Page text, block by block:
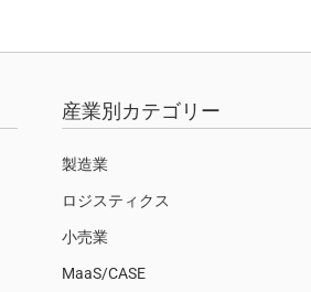
産業別カテゴリー
製造業
ロジスティクス
小売業
MaaS/CASE